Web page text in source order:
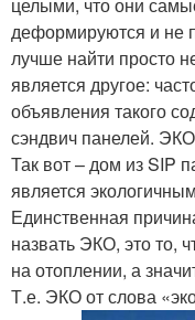
деформируются и не
лучше найти просто
является другое:
объявления такого
сэндвич панелей.
Так вот – дом из SIP
является
Единственная
назвать ЭКО, это то,
на отоплении, а
Т.е. ЭКО от слова